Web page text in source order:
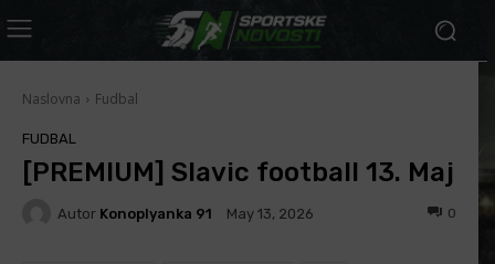
Naslovna Fudbal
FUDBAL
[PREMIUM] Slavic football 13. Maj
Autor Konoplyanka 91 May 13, 2026 0